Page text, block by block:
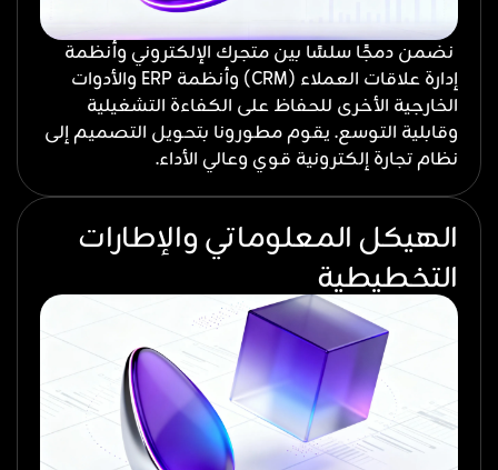
نضمن دمجًا سلسًا بين متجرك الإلكتروني وأنظمة
إدارة علاقات العملاء (CRM) وأنظمة ERP والأدوات
الخارجية الأخرى للحفاظ على الكفاءة التشغيلية
وقابلية التوسع. يقوم مطورونا بتحويل التصميم إلى
نظام تجارة إلكترونية قوي وعالي الأداء.
الهيكل المعلوماتي والإطارات
التخطيطية